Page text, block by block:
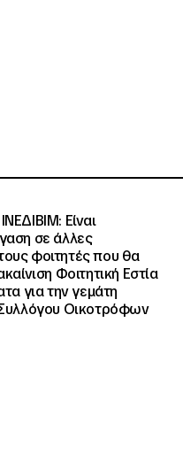
Είναι
σε άλλες
φοιτητές που θα
Φοιτητική Εστία
για την γεμάτη
Οικοτρόφων